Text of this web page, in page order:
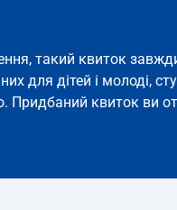
такий квиток
для дітей і молоді,
Придбаний квиток ви